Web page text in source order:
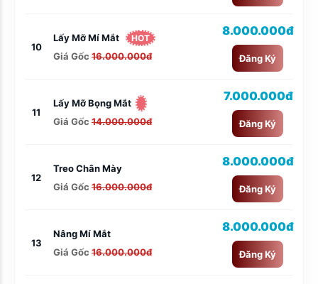
10
Lấy Mỡ Mí Mắt HOT
Giá Gốc 16.000.000đ
8.000.000đ
Đăng Ký
11
Lấy Mỡ Bọng Mắt
Giá Gốc 14.000.000đ
7.000.000đ
Đăng Ký
12
Treo Chân Mày
Giá Gốc 16.000.000đ
8.000.000đ
Đăng Ký
13
Nâng Mí Mắt
Giá Gốc 16.000.000đ
8.000.000đ
Đăng Ký